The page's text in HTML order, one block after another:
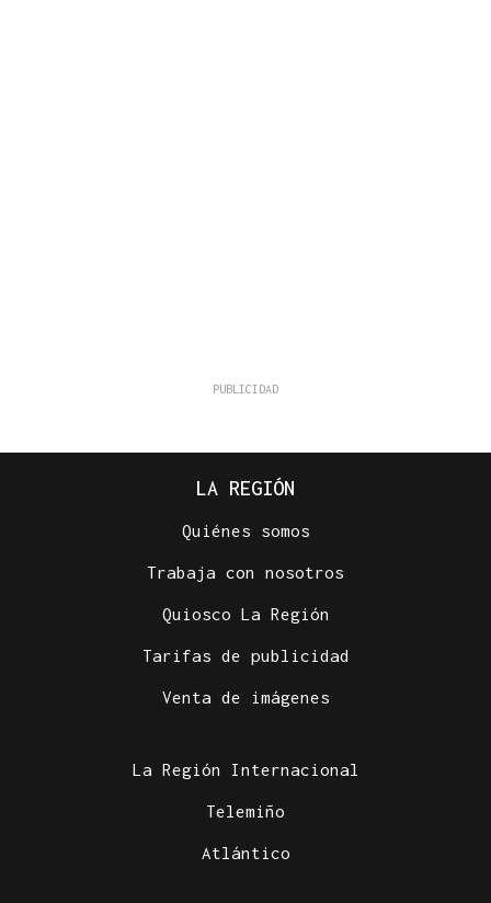
LA REGIÓN
Quiénes somos
Trabaja con nosotros
Quiosco La Región
Tarifas de publicidad
Venta de imágenes
La Región Internacional
Telemiño
Atlántico